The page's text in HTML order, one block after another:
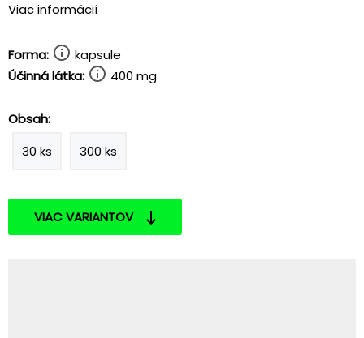
Viac informácií
Forma:
kapsule
Účinná látka:
400 mg
Obsah:
30 ks
300 ks
VIAC VARIANTOV